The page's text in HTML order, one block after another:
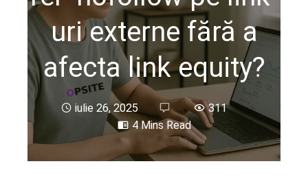
uri externe fără a
afecta link equity?
iulie 26, 2025
311
4 Mins Read